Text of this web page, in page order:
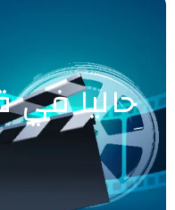
حاليا في